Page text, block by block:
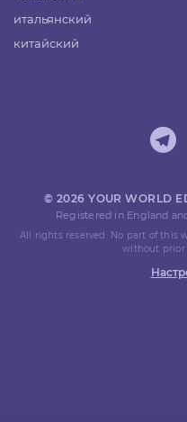
итальянский
китайский
© 2026 YOUR WORLD
Registered in England
All rights reserved. No part of this
without prior